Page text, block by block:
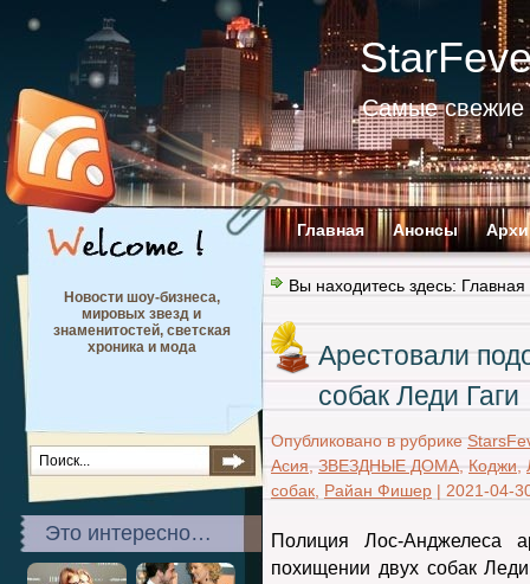
Самые свежие
Главная Анонсы
Новости шоу-бизнеса,
мировых звезд и
знаменитостей, светская
хроника и мода
Это интересно…
Вы находитесь здесь: Главная
Арестовали
собак Леди Гаги
Опубликовано в рубрике
Асия ЗВЕЗДНЫЕ ДОМА Коджи
собак Райан Фишер | 2021-04-
Полиция Лос-Анджелеса
похищении двух собак